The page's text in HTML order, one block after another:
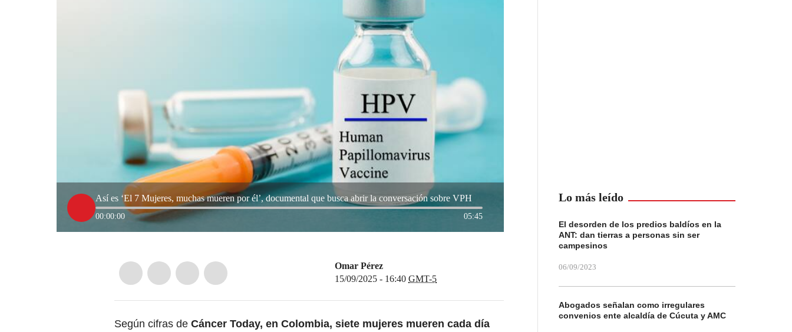
Así es ‘El 7 Mujeres, muchas mueren por él’, documental que busca abrir la conversación sobre VPH
00:00:00 05:45
Omar Pérez
15/09/2025 - 16:40 GMT-5
Según cifras de Cáncer Today, en Colombia, siete mujeres mueren cada día
Lo más leído
El desorden de los predios baldíos en la
ANT: dan tierras a personas sin ser
campesinos
06/09/2023
Abogados señalan como irregulares
convenios ente alcaldía de Cúcuta y AMC